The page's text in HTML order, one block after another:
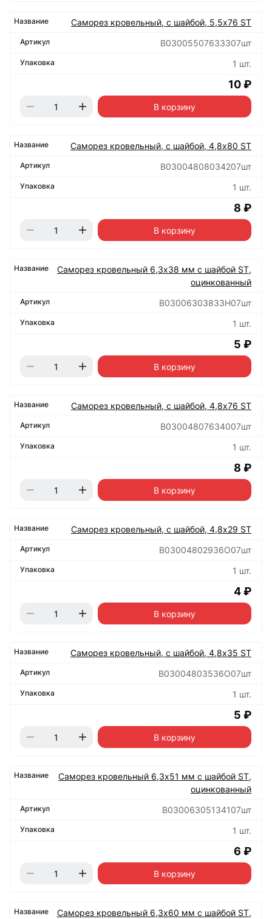
Саморез кровельный, с шайбой, 5,5х76 ST
B03005507633307шт
1 шт.
10 ₽
В корзину
Саморез кровельный, с шайбой, 4,8х80 ST
B03004808034207шт
1 шт.
8 ₽
В корзину
Саморез кровельный 6,3х38 мм с шайбой ST,
оцинкованный
B03006303833H07шт
1 шт.
5 ₽
В корзину
Саморез кровельный, с шайбой, 4,8х76 ST
B03004807634007шт
1 шт.
8 ₽
В корзину
Саморез кровельный, с шайбой, 4,8х29 ST
B03004802936O07шт
1 шт.
4 ₽
В корзину
Саморез кровельный, с шайбой, 4,8х35 ST
B03004803536O07шт
1 шт.
5 ₽
В корзину
Саморез кровельный 6,3х51 мм с шайбой ST,
оцинкованный
B03006305134107шт
1 шт.
6 ₽
В корзину
Саморез кровельный 6,3х60 мм с шайбой ST,